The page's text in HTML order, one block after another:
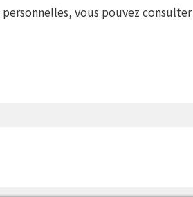
vous pouvez consulter